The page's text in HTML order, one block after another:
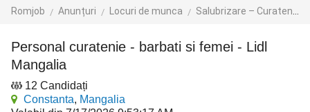
Romjob Anunțuri Locuri de munca Salubrizare – Curatenie – Dezinsectie
Personal curatenie - barbati si femei - Lidl
Mangalia
12 Candidați
Constanta, Mangalia